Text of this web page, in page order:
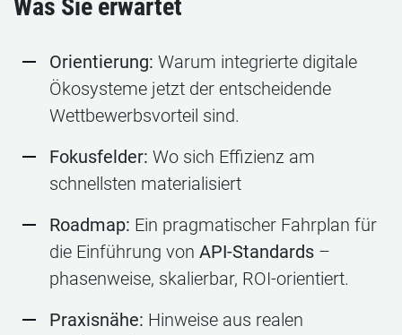
Was Sie erwartet
Orientierung: Warum integrierte digitale
Ökosysteme jetzt der entscheidende
Wettbewerbsvorteil sind.
Fokusfelder: Wo sich Effizienz am
schnellsten materialisiert
Roadmap: Ein pragmatischer Fahrplan für
die Einführung von API‑Standards –
phasenweise, skalierbar, ROI‑orientiert.
Praxisnähe: Hinweise aus realen